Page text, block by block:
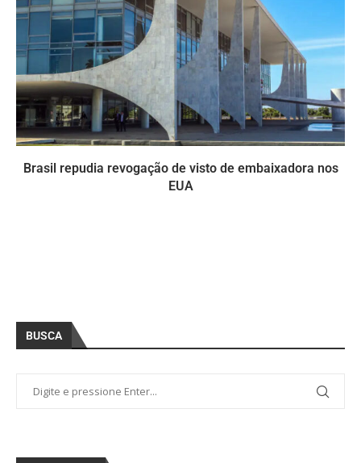
Brasil repudia revogação de visto de embaixadora nos
EUA
BUSCA